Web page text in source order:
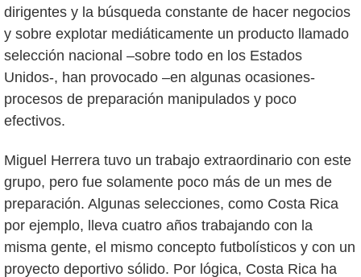
dirigentes y la búsqueda constante de hacer negocios
y sobre explotar mediáticamente un producto llamado
selección nacional –sobre todo en los Estados
Unidos-, han provocado –en algunas ocasiones-
procesos de preparación manipulados y poco
efectivos.
Miguel Herrera tuvo un trabajo extraordinario con este
grupo, pero fue solamente poco más de un mes de
preparación. Algunas selecciones, como Costa Rica
por ejemplo, lleva cuatro años trabajando con la
misma gente, el mismo concepto futbolísticos y con un
proyecto deportivo sólido. Por lógica, Costa Rica ha